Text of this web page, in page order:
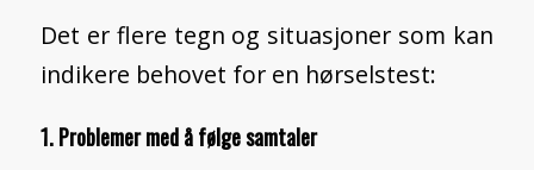
Det er flere tegn og situasjoner som kan
indikere behovet for en hørselstest:
1. Problemer med å følge samtaler